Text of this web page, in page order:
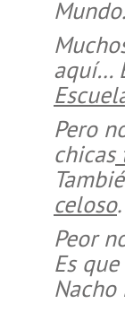
aquí…
Pero
chicas
celoso.
Peor
Es